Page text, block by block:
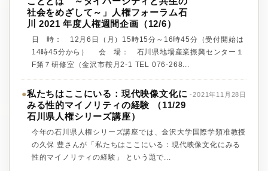
社会をめざして～」人権フォーラム石
川 2021 年度人権週間企画（12/6）
日 時： 12月6日（月）15時15分～16時45分（受付開始は
14時45分から） 会 場： 石川県地場産業振興センター１
F第７研修室（金沢市鞍月2-1 TEL 076-268...
●私たちはここにいる：現代映像文化に
みる性的マイノリティの経験 （11/29
石川県人権シリーズ講座）
-2021年11月28日
今年の石川県人権シリーズ講座では、金沢大学国際学類准教授
の久保 豊さんが「私たちはここにいる：現代映像文化にみる
性的マイノリティの経験」 という題で...